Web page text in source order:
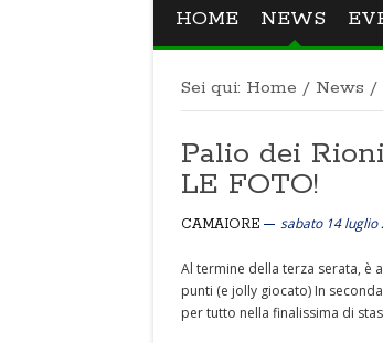
HOME NEWS
Sei qui: Home / News /
Palio dei
LE FOTO!
CAMAIORE sabato 14 luglio
Al termine della terza serata, è
punti (e jolly giocato) In
per tutto nella finalissima di